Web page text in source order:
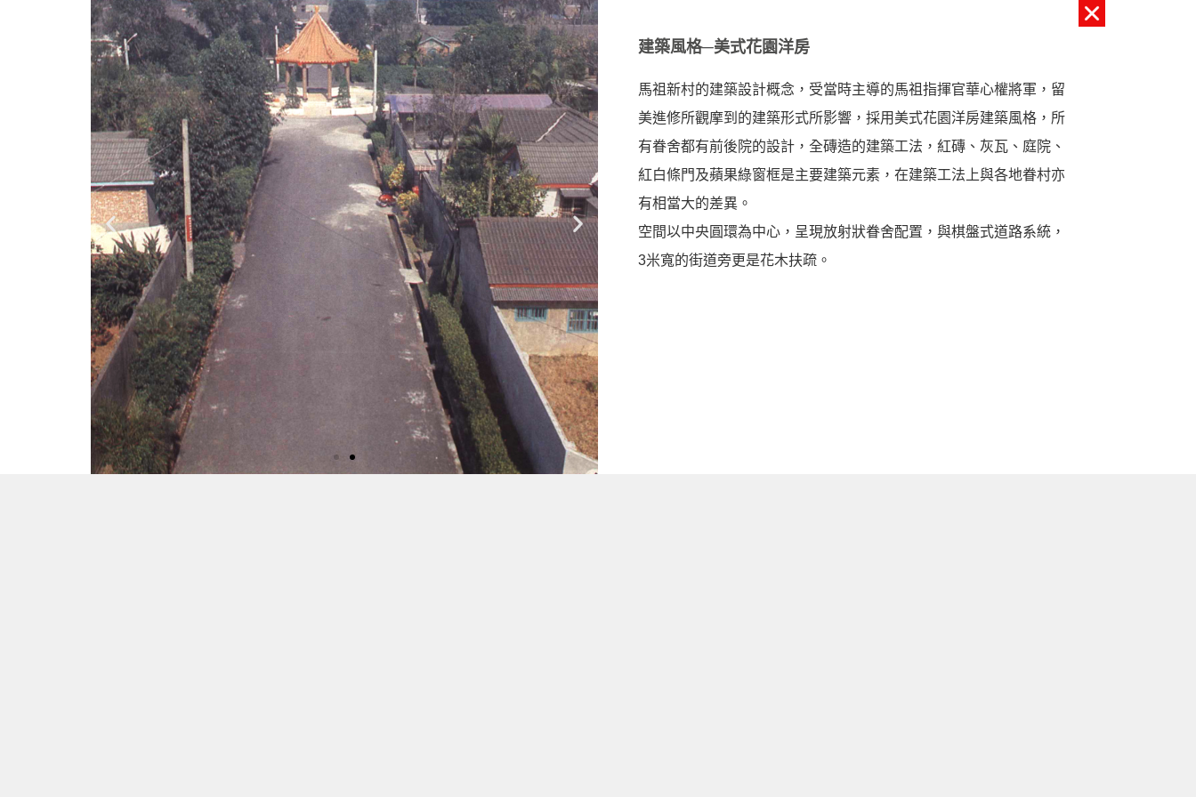
建築風格─美式花園洋房
馬祖新村的建築設計概念，受當時主導的馬祖指揮官華心權將軍，留
美進修所觀摩到的建築形式所影響，採用美式花園洋房建築風格，所
有眷舍都有前後院的設計，全磚造的建築工法，紅磚、灰瓦、庭院、
紅白條門及蘋果綠窗框是主要建築元素，在建築工法上與各地眷村亦
有相當大的差異。
空間以中央圓環為中心，呈現放射狀眷舍配置，與棋盤式道路系統，
3米寬的街道旁更是花木扶疏。